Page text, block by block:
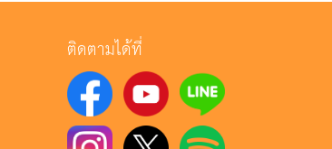
ติดตามได้ที่